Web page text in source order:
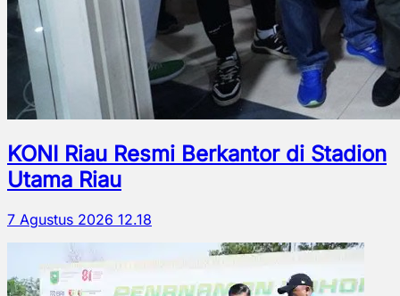
KONI Riau Resmi Berkantor di Stadion
Utama Riau
7 Agustus 2026 12.18